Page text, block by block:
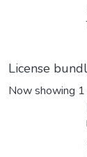
License
Now showing